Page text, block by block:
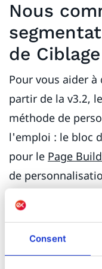
Consent
Nous
de Ciblage
Pour vous aider
partir de la v3.2,
méthode de
l'emploi : le bloc
pour le Page
de
Au lieu de
avec des mots